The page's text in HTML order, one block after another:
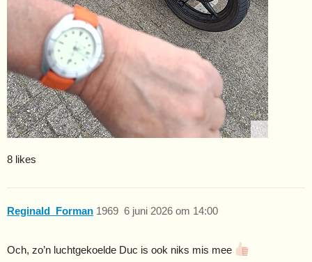
8 likes
Reginald_Forman 6 juni 2026 om 14:00
1969
Och, zo’n luchtgekoelde Duc is ook niks mis mee